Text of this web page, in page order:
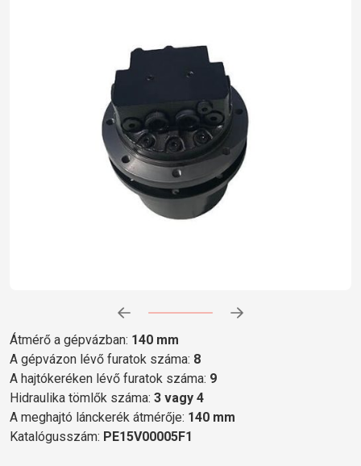
Átmérő a gépvázban: 140 mm
A gépvázon lévő furatok száma: 8
A hajtókeréken lévő furatok száma: 9
Hidraulika tömlők száma: 3 vagy 4
A meghajtó lánckerék átmérője: 140 mm
Katalógusszám: PE15V00005F1